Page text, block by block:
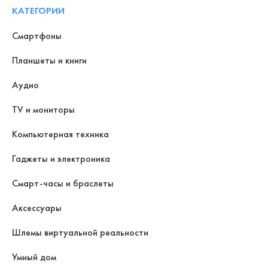
КАТЕГОРИИ
Смартфоны
Планшеты и книги
Аудио
TV и мониторы
Компьютерная техника
Гаджеты и электроника
Смарт-часы и браслеты
Аксессуары
Шлемы виртуальной реальности
Умный дом